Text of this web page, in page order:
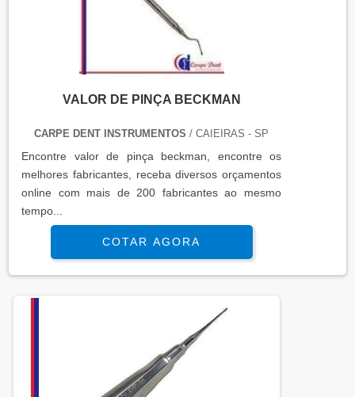
VALOR DE PINÇA BECKMAN
CARPE DENT INSTRUMENTOS / CAIEIRAS - SP
Encontre valor de pinça beckman, encontre os
melhores fabricantes, receba diversos orçamentos
online com mais de 200 fabricantes ao mesmo
tempo...
COTAR AGORA